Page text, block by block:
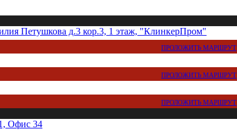
Петушкова д.3 кор.3, 1 этаж, "КлинкерПром"
ПРОЛОЖИТЬ МАРШРУТ
ПРОЛОЖИТЬ МАРШРУТ
ПРОЛОЖИТЬ МАРШРУТ
Офис 34